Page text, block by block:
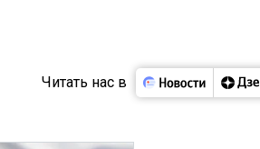
Читать нас в